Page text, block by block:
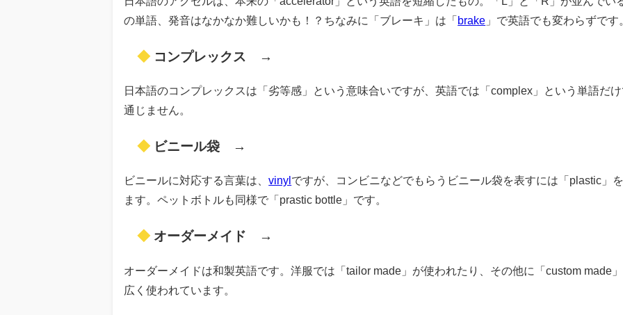
の単語、発音はなかなか難しいかも！？ちなみに「ブレーキ」は「 brake 」で英語でも変わらずです
◆ コンプレックス →
日本語のコンプレックスは「劣等感」という意味合いですが、英語では「complex」という単語だ
通じません。
◆ ビニール袋 →
ビニールに対応する言葉は、vinyl ですが、コンビニなどでもらうビニール袋を表すには「plastic」
ます。ペットボトルも同様で「prastic bottle」です。
◆ オーダーメイド →
オーダーメイドは和製英語です。洋服では「tailor made」が使われたり、その他に「custom made
広く使われています。